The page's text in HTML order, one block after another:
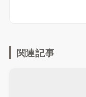
関連記事